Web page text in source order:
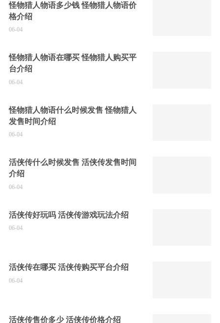
怪物猎人物语多少钱 怪物猎人物语价
格介绍
06-04
怪物猎人物语在哪买 怪物猎人购买平
台介绍
06-04
怪物猎人物语什么时候发售 怪物猎人
发售时间介绍
06-04
活侠传什么时候发售 活侠传发售时间
介绍
06-04
活侠传好玩吗 活侠传游戏玩法介绍
06-04
活侠传在哪买 活侠传购买平台介绍
06-04
活侠传售价多少 活侠传价格介绍